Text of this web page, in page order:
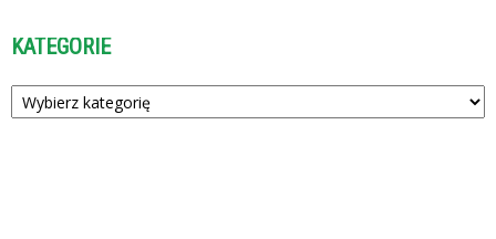
KATEGORIE
Kategorie